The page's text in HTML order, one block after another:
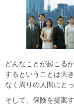
どんなことが起こる
するということは大
なく周りの人間にと
そして、保険を提案